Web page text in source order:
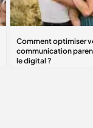
optimiservotre
communication